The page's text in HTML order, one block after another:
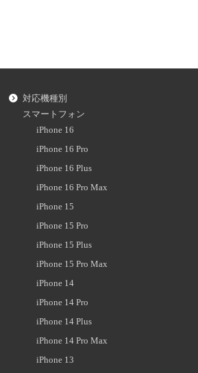
対応機種別
スマートフォン
iPhone 16
iPhone 16 Pro
iPhone 16 Plus
iPhone 16 Pro Max
iPhone 15
iPhone 15 Pro
iPhone 15 Plus
iPhone 15 Pro Max
iPhone 14
iPhone 14 Pro
iPhone 14 Plus
iPhone 14 Pro Max
iPhone 13